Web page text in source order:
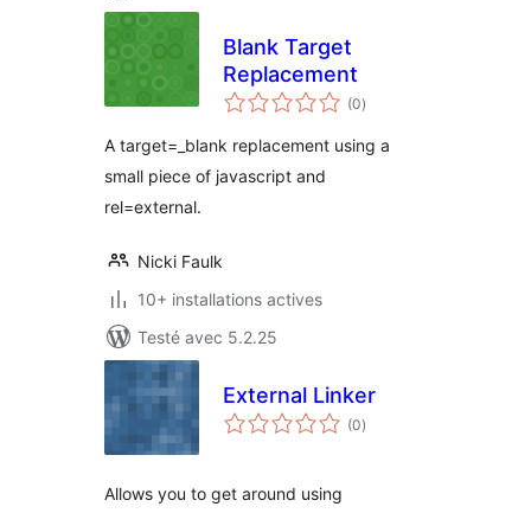
Blank Target
Replacement
(0notes
en
)
A target=_blank replacement using a
small piece of javascript and
rel=external.
Nicki Faulk
10+ installations actives
Testé avec 5.2.25
External Linker
(0notes
en
)
Allows you to get around using